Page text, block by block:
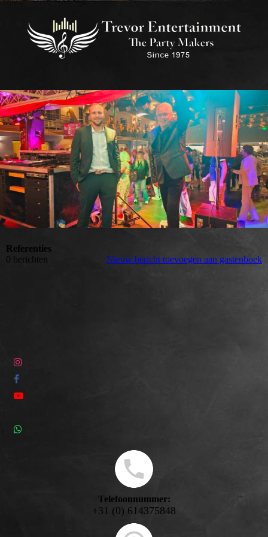
Referenties
0 berichten
Nieuw bericht toevoegen aan gastenboek
Telefoonnummer:
+31 (0) 614375848